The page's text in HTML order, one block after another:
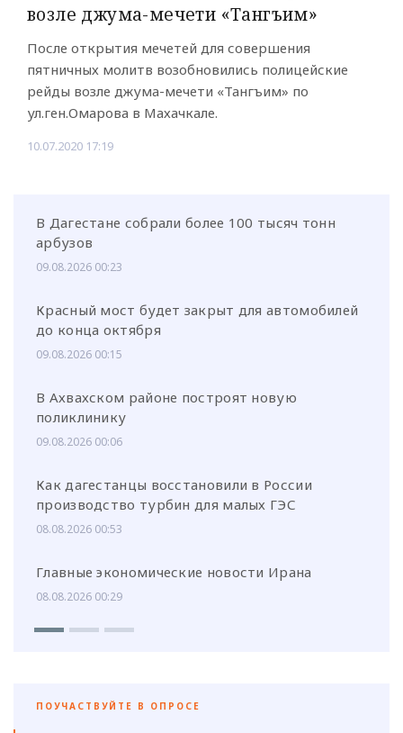
возле джума-мечети «Тангъим»
После открытия мечетей для совершения
пятничных молитв возобновились полицейские
рейды возле джума-мечети «Тангъим» по
ул.ген.Омарова в Махачкале.
10.07.2020 17:19
В Дагестане собрали более 100 тысяч тонн
арбузов
09.08.2026 00:23
Красный мост будет закрыт для автомобилей
до конца октября
09.08.2026 00:15
В Ахвахском районе построят новую
поликлинику
09.08.2026 00:06
Как дагестанцы восстановили в России
производство турбин для малых ГЭС
08.08.2026 00:53
Главные экономические новости Ирана
08.08.2026 00:29
ПОУЧАСТВУЙТЕ В ОПРОСЕ